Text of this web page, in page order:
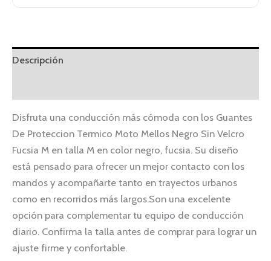
Descripción
Disfruta una conducción más cómoda con los Guantes
De Proteccion Termico Moto Mellos Negro Sin Velcro
Fucsia M en talla M en color negro, fucsia. Su diseño
está pensado para ofrecer un mejor contacto con los
mandos y acompañarte tanto en trayectos urbanos
como en recorridos más largos.Son una excelente
opción para complementar tu equipo de conducción
diario. Confirma la talla antes de comprar para lograr un
ajuste firme y confortable.